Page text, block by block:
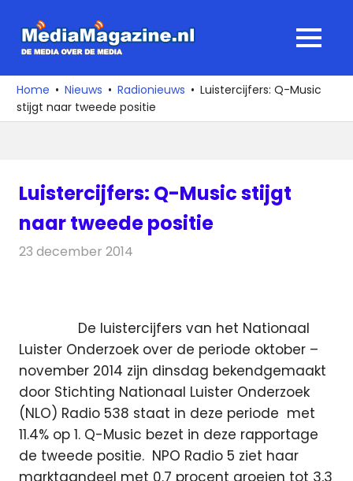
naar
media
over
de
MENU
Home Nieuws Radionieuws
Luistercijfers: Q-Music
stijgt naar tweede positie
Luistercijfers: Q-Music stijgt
naar tweede positie
23 december 2014
De luistercijfers van het Nationaal
Luister Onderzoek over de periode oktober –
november 2014 zijn dinsdag bekendgemaakt
door Stichting Nationaal Luister Onderzoek
(NLO) Radio 538 staat in deze periode met
11.4% op 1. Q-Music bezet in deze rapportage
de tweede positie. NPO Radio 5 ziet haar
marktaandeel met 0.7 procent groeien tot 3,3